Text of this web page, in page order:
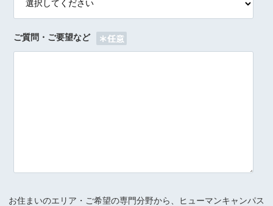
ご質問・ご要望など
お住まいのエリア・ご希望の専門分野から、ヒューマンキャンパス